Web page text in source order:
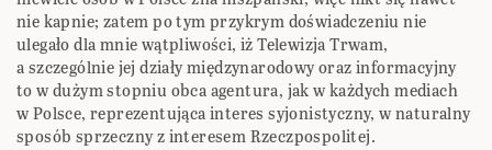
nie kapnie; zatem po tym przykrym doświadczeniu nie
ulegało dla mnie wątpliwości, iż Telewizja Trwam,
a szczególnie jej działy międzynarodowy oraz informacyjny
to w dużym stopniu obca agentura, jak w każdych mediach
w Polsce, reprezentująca interes syjonistyczny, w naturalny
sposób sprzeczny z interesem Rzeczpospolitej.